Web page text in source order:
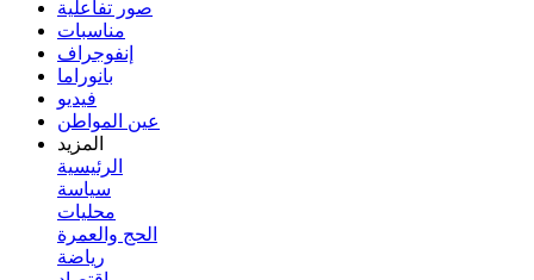
صور تفاعلية
مناسبات
إنفوجراف
بانوراما
فيديو
عين المواطن
المزيد
الرئيسية
سياسة
محليات
الحج والعمرة
رياضة